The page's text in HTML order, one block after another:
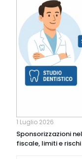
1 Luglio 2026
Sponsorizzazioni
fiscale, limiti e rischi